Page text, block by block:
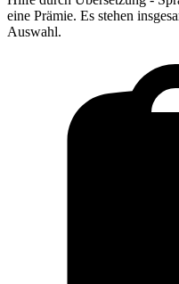
eine Prämie. Es stehen
Auswahl.